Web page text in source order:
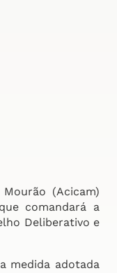
(Acicam)
comandará a
Deliberativo e
medida adotada